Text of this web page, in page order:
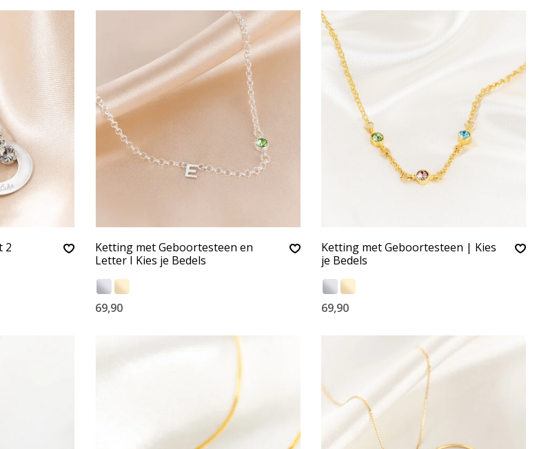
2
Ketting met Geboortesteen en
Letter I Kies je Bedels
69,90
Ketting met Geboortesteen | Kies
je Bedels
69,90